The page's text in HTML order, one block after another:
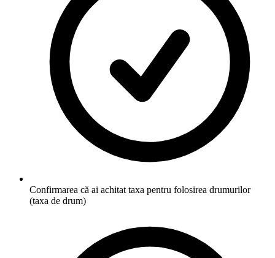
Confirmarea că ai achitat taxa pentru folosirea drumurilor
(taxa de drum)